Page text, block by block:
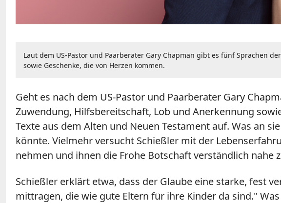
Laut dem US-Pastor und Paarberater Gary Chapman gibt es fünf Sprachen
sowie Geschenke, die von Herzen kommen.
Geht es nach dem US-Pastor und Paarberater Gary
Zuwendung, Hilfsbereitschaft, Lob und Anerkennung
Texte aus dem Alten und Neuen Testament auf. Was an
könnte. Vielmehr versucht Schießler mit der
nehmen und ihnen die Frohe Botschaft verständlich nahe
Schießler erklärt etwa, dass der Glaube eine starke, fest
mittragen, die wie gute Eltern für ihre Kinder da sind."